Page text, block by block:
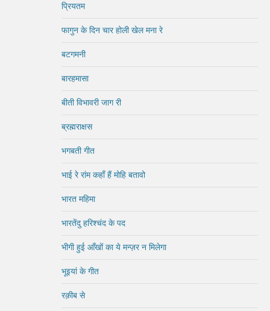
प्रियतम
फागुन के दिन चार होली खेल मना रे
बटगमनी
बारहमासा
बीती विभावरी जाग री
ब्रह्मराक्षस
भगबती गीत
भाई रे रांम कहाँ हैं मोहि बतावो
भारत महिमा
भारतेंदु हरिश्चंद के पद
भीगी हुई आँखों का ये मन्ज़र न मिलेगा
भूइयां के गीत
रक़ीब से